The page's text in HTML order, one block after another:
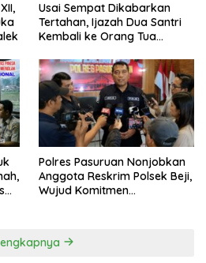
Usai Sempat Dikabarkan
Tertahan, Ijazah Dua Santri
Kembali ke Orang Tua
Polres Pasuruan Nonjobkan
Anggota Reskrim Polsek Beji,
Wujud Komitmen